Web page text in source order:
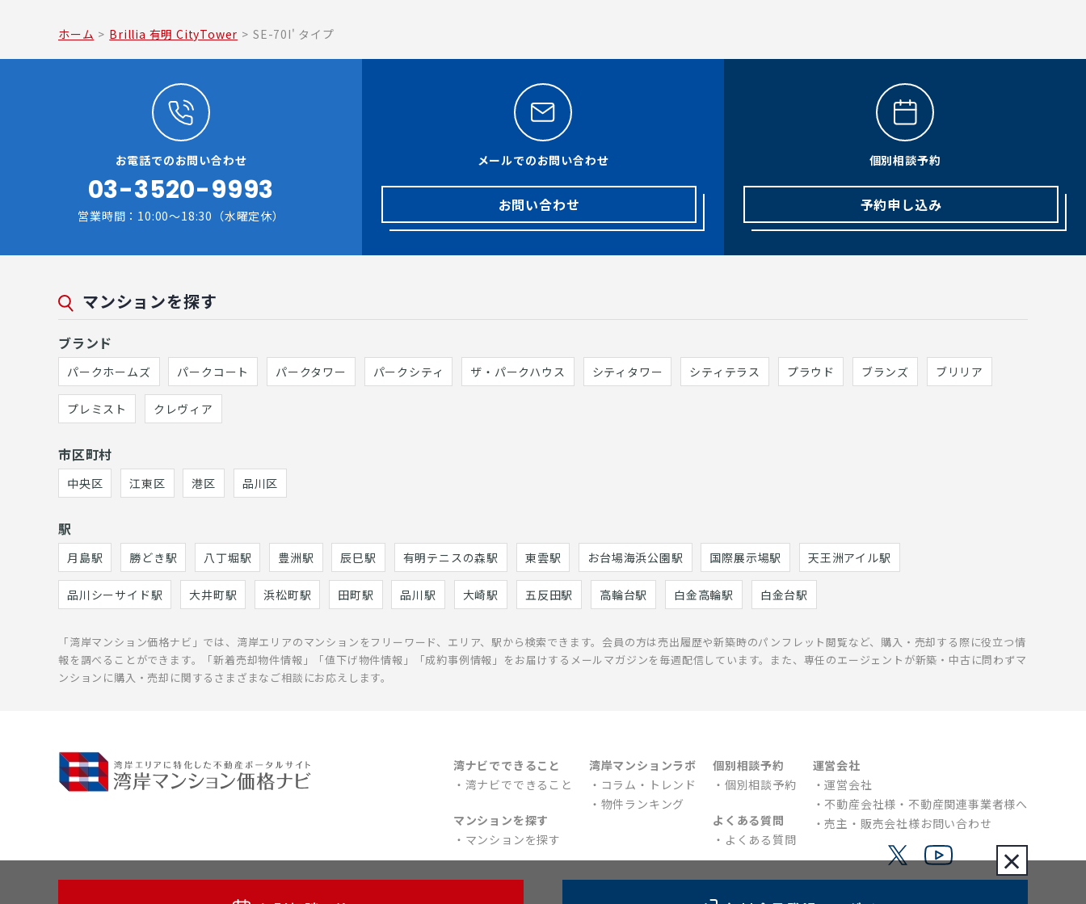
×
ホーム > Brillia 有明 CityTower > SE-70I' タイプ
お電話でのお問い合わせ
03-3520-9993
営業時間：10:00～18:30（水曜定休）
メールでのお問い合わせ
お問い合わせ
個別相談予約
予約申し込み
マンションを探す
ブランド
パークホームズ パークコート パークタワー パークシティ ザ・パークハウス シティタワー シティテラス プラウド ブランズ ブリリア
プレミスト クレヴィア
市区町村
中央区 江東区 港区 品川区
駅
月島駅 勝どき駅 八丁堀駅 豊洲駅 辰巳駅 有明テニスの森駅 東雲駅 お台場海浜公園駅 国際展示場駅 天王洲アイル駅
品川シーサイド駅 大井町駅 浜松町駅 田町駅 品川駅 大崎駅 五反田駅 高輪台駅 白金高輪駅 白金台駅
「湾岸マンション価格ナビ」では、湾岸エリアのマンションをフリーワード、エリア、駅から検索できます。会員の方は売出履歴や新築時のパンフレット閲覧など、購入・売却する際に役立つ情
報を調べることができます。「新着売却物件情報」「値下げ物件情報」「成約事例情報」をお届けするメールマガジンを毎週配信しています。また、専任のエージェントが新築・中古に問わずマ
ンションに購入・売却に関するさまざまなご相談にお応えします。
湾ナビでできること
湾ナビでできること
マンションを探す
マンションを探す
湾岸マンションラボ
コラム・トレンド
物件ランキング
個別相談予約
個別相談予約
よくある質問
よくある質問
運営会社
運営会社
不動産会社様・不動産関連事業者様へ
売主・販売会社様お問い合わせ